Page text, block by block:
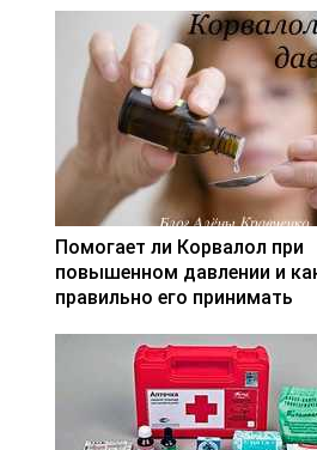
Помогает ли Корвалол при
повышенном давлении и
правильно его принимать